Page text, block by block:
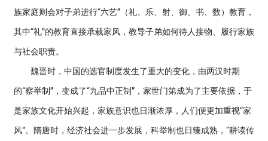
族家庭则会对子弟进行“六艺”（礼、乐、射、御、书、数）教育，
其中“礼”的教育直接承载家风，教导子弟如何待人接物、履行家族
与社会职责。
魏晋时，中国的选官制度发生了重大的变化，由两汉时期
的“察举制”，变成了“九品中正制”，家世门第成为了主要依据，于
是家族文化开始兴起，家族意识也日渐浓厚，人们便更加重视“家
风”。隋唐时，经济社会进一步发展，科举制也日臻成熟，“耕读传